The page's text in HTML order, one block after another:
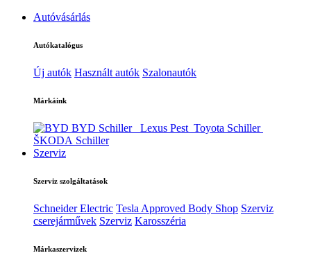
Autóvásárlás
Autókatalógus
Új autók Használt autók Szalonautók
Márkáink
BYD Schiller Lexus Pest Toyota Schiller
ŠKODA Schiller
Szerviz
Szerviz szolgáltatások
Schneider Electric Tesla Approved Body Shop Szerviz
cserejárművek Szerviz Karosszéria
Márkaszervizek